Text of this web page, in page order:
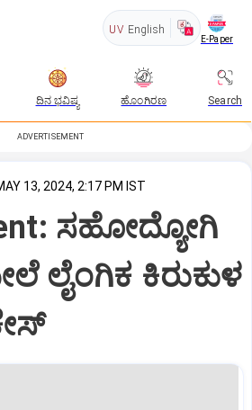
UV English
E-Paper
ದಿನ ಭವಿಷ್ಯ ಹೊಂಗಿರಣ Search
ADVERTISEMENT
13, 2024, 2:17 PM IST
ಸಹೋದ್ಯೋಗಿ
ಲೈಂಗಿಕ ಕಿರುಕುಳ